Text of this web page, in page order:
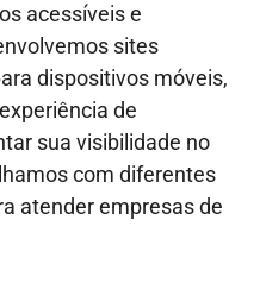
acessíveis e
sites
dispositivos móveis,
de
sua visibilidade no
com diferentes
atender empresas de